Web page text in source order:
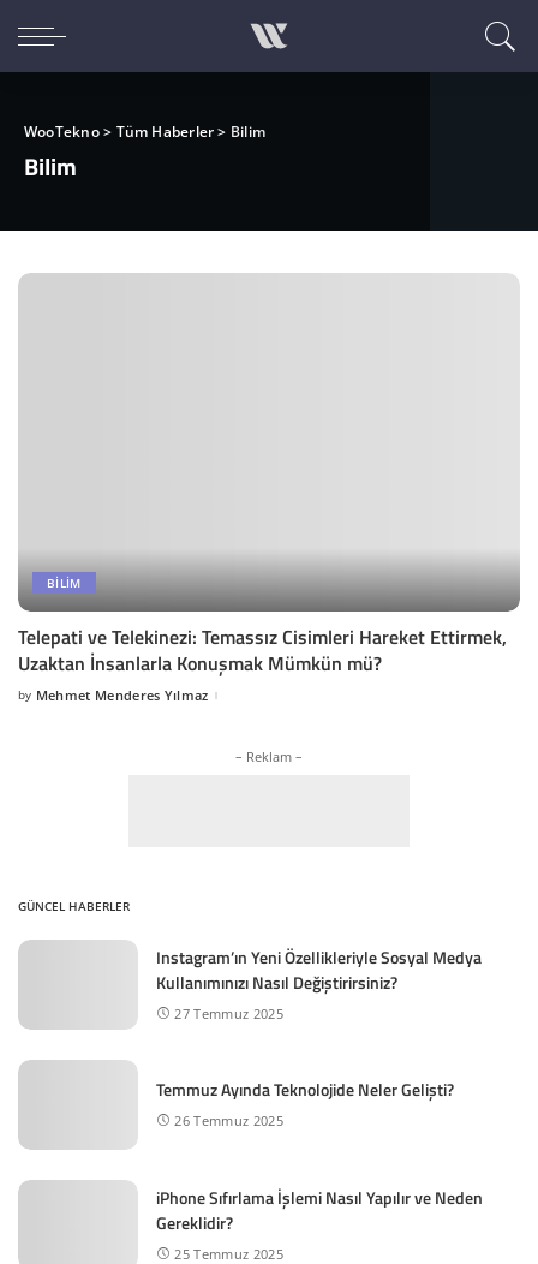
WooTekno> Tüm Haberler> Bilim
Bilim
BILIM
Telepati ve Telekinezi: Temassız Cisimleri Hareket Ettirmek,
Uzaktan İnsanlarla Konuşmak Mümkün mü?
Posted
by Mehmet Menderes Yılmaz
– Reklam –
GÜNCEL HABERLER
Instagram’ın Yeni Özellikleriyle Sosyal Medya
Kullanımınızı Nasıl Değiştirirsiniz?
27 Temmuz 2025
Temmuz Ayında Teknolojide Neler Gelişti?
26 Temmuz 2025
iPhone Sıfırlama İşlemi Nasıl Yapılır ve Neden
Gereklidir?
25 Temmuz 2025